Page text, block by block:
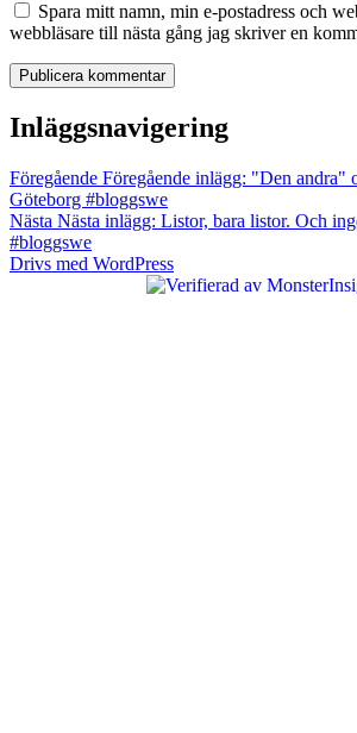
Spara mitt namn, min e-postadress och
webbläsare till nästa gång jag skriver en
Inläggsnavigering
Föregående Föregående inlägg: "Den andra"
Göteborg #bloggswe
Nästa Nästa inlägg: Listor, bara listor. Och
#bloggswe
Drivs med WordPress